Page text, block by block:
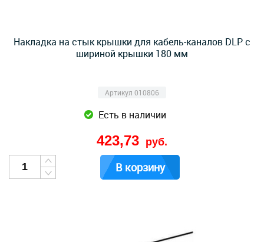
Накладка на стык крышки для кабель-каналов DLP с
шириной крышки 180 мм
Артикул 010806
Есть в наличии
423,73 руб.
В корзину